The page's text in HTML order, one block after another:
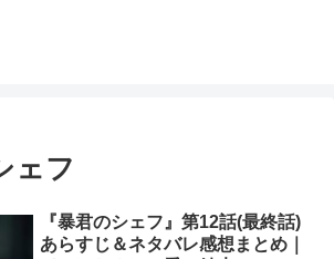
ェフ
『暴君のシェフ』第12話(最終話)
あらすじ＆ネタバレ感想まとめ｜